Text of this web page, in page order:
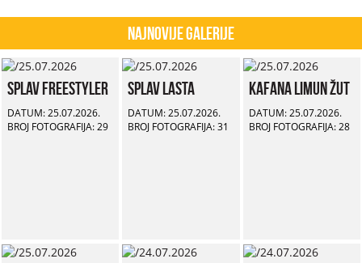
Najnovije Galerije
Splav Freestyler
DATUM: 25.07.2026.
BROJ FOTOGRAFIJA: 29
Splav Lasta
DATUM: 25.07.2026.
BROJ FOTOGRAFIJA: 31
Kafana Limun Žut
DATUM: 25.07.2026.
BROJ FOTOGRAFIJA: 28